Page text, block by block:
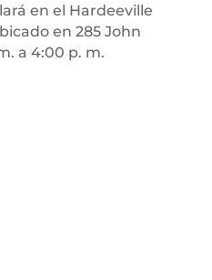
en el Hardeeville
en 285 John
a 4:00 p. m.